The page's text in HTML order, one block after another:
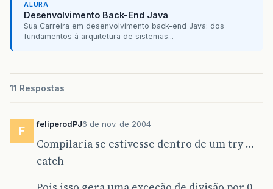
ALURA
Desenvolvimento Back-End Java
Sua Carreira em desenvolvimento back-end Java: dos
fundamentos à arquitetura de sistemas...
11 Respostas
F
feliperodPJ6 de nov. de 2004
Compilaria se estivesse dentro de um try …
catch